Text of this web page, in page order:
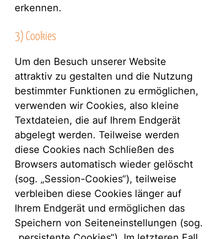
erkennen.
3) Cookies
Um den Besuch unserer Website
attraktiv zu gestalten und die Nutzung
bestimmter Funktionen zu ermöglichen,
verwenden wir Cookies, also kleine
Textdateien, die auf Ihrem Endgerät
abgelegt werden. Teilweise werden
diese Cookies nach Schließen des
Browsers automatisch wieder gelöscht
(sog. „Session-Cookies“), teilweise
verbleiben diese Cookies länger auf
Ihrem Endgerät und ermöglichen das
Speichern von Seiteneinstellungen (sog.